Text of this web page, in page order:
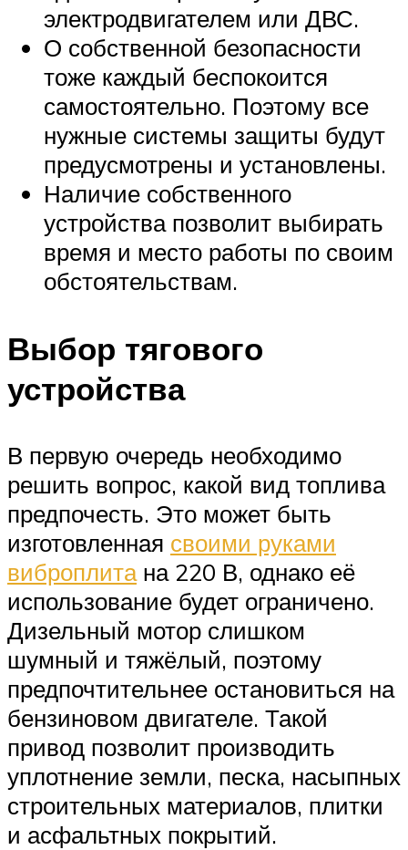
электродвигателем или ДВС.
О собственной безопасности
тоже каждый беспокоится
самостоятельно. Поэтому все
нужные системы защиты будут
предусмотрены и установлены.
Наличие собственного
устройства позволит выбирать
время и место работы по своим
обстоятельствам.
Выбор тягового
устройства
В первую очередь необходимо
решить вопрос, какой вид топлива
предпочесть. Это может быть
изготовленная своими руками
виброплитана 220 В, однако её
использование будет ограничено.
Дизельный мотор слишком
шумный и тяжёлый, поэтому
предпочтительнее остановиться на
бензиновом двигателе. Такой
привод позволит производить
уплотнение земли, песка, насыпных
строительных материалов, плитки
и асфальтных покрытий.